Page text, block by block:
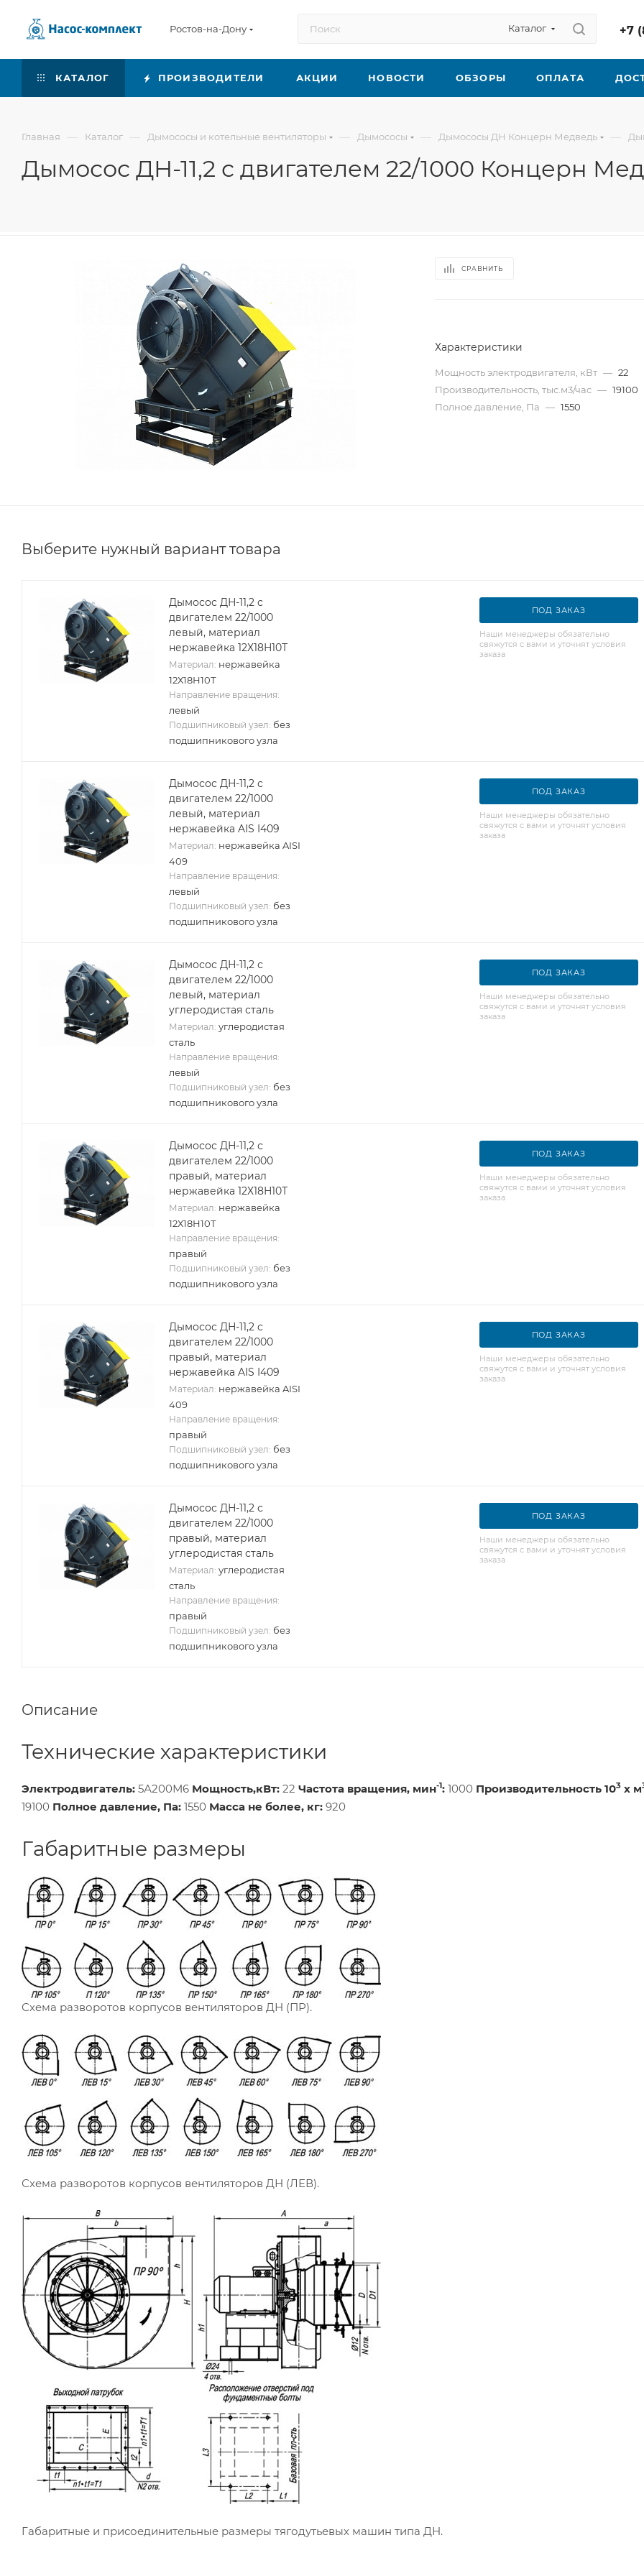
Ростов-на-Дону Каталог +7
КАТАЛОГ ПРОИЗВОДИТЕЛИ АКЦИИ НОВОСТИ ОБЗОРЫ ОПЛАТА
Главная — Каталог — Дымососы и котельные вентиляторы — Дымососы — Дымососы ДН Концерн Медведь —
Дымосос ДН-11,2 с двигателем 22/1000 Концерн
СРАВНИТЬ
Характеристики
Мощность электродвигателя, кВт — 22
Производительность, тыс.м3/час — 19100
Полное давление, Па — 1550
Выберите нужный вариант товара
Дымосос ДН-11,2 с
двигателем 22/1000
левый, материал
нержавейка 12Х18Н10Т
Материал: нержавейка
12Х18Н10Т
Направление вращения:
левый
Подшипниковый узел: без
подшипникового узла
ПОД ЗАКАЗ
Наши менеджеры обязательно
свяжутся с вами и уточнят условия
заказа
Дымосос ДН-11,2 с
двигателем 22/1000
левый, материал
нержавейка AIS I409
Материал: нержавейка AISI
409
Направление вращения:
левый
Подшипниковый узел: без
подшипникового узла
ПОД ЗАКАЗ
Наши менеджеры обязательно
свяжутся с вами и уточнят условия
заказа
Дымосос ДН-11,2 с
двигателем 22/1000
левый, материал
углеродистая сталь
Материал: углеродистая
сталь
Направление вращения:
левый
Подшипниковый узел: без
подшипникового узла
ПОД ЗАКАЗ
Наши менеджеры обязательно
свяжутся с вами и уточнят условия
заказа
Дымосос ДН-11,2 с
двигателем 22/1000
правый, материал
нержавейка 12Х18Н10Т
Материал: нержавейка
12Х18Н10Т
Направление вращения:
правый
Подшипниковый узел: без
подшипникового узла
ПОД ЗАКАЗ
Наши менеджеры обязательно
свяжутся с вами и уточнят условия
заказа
Дымосос ДН-11,2 с
двигателем 22/1000
правый, материал
нержавейка AIS I409
Материал: нержавейка AISI
409
Направление вращения:
правый
Подшипниковый узел: без
подшипникового узла
ПОД ЗАКАЗ
Наши менеджеры обязательно
свяжутся с вами и уточнят условия
заказа
Дымосос ДН-11,2 с
двигателем 22/1000
правый, материал
углеродистая сталь
Материал: углеродистая
сталь
Направление вращения:
правый
Подшипниковый узел: без
подшипникового узла
ПОД ЗАКАЗ
Наши менеджеры обязательно
свяжутся с вами и уточнят условия
заказа
Описание
Технические характеристики
Электродвигатель: 5А200М6 Мощность,кВт: 22 Частота вращения, мин-1: 1000 Производительность 103 х м
19100 Полное давление, Па: 1550 Масса не более, кг: 920
Габаритные размеры
Схема разворотов корпусов вентиляторов ДН (ПР).
Схема разворотов корпусов вентиляторов ДН (ЛЕВ).
Габаритные и присоединительные размеры тягодутьевых машин типа ДН.